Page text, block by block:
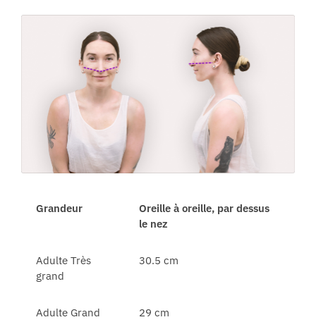
Grandeur
Oreille à oreille, par dessus
le nez
Adulte Très
grand
30.5 cm
Adulte Grand 29 cm